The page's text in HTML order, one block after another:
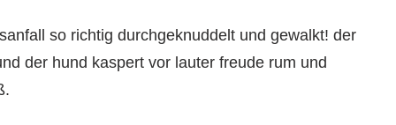
so richtig durchgeknuddelt und gewalkt! der
der hund kaspert vor lauter freude rum und